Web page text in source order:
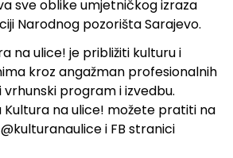
sve oblike umjetničkog izraza
Narodnog pozorišta Sarajevo.
na ulice! je približiti kulturu i
kroz angažman profesionalnih
program i izvedbu.
na ulice! možete pratiti na
i FB stranici